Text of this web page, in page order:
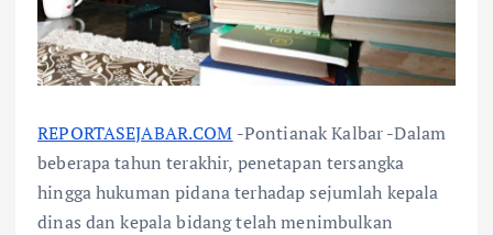
REPORTASEJABAR.COM -Pontianak Kalbar -Dalam
beberapa tahun terakhir, penetapan tersangka
hingga hukuman pidana terhadap sejumlah kepala
dinas dan kepala bidang telah menimbulkan